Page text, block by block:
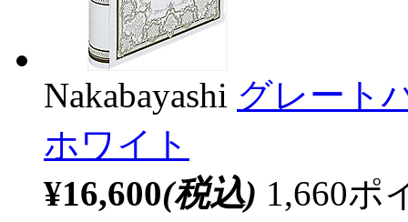
Nakabayashi グレート
ホワイト
¥16,600(税込) 1,660ポ